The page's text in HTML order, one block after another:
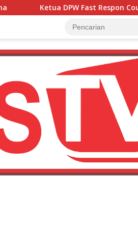
Counter Polri Nusantara Aceh